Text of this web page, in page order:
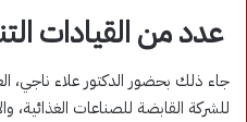
عدد من القيادات
جاء ذلك بحضور الدكتور علاء ناجي،
للشركة القابضة للصناعات الغذائية،